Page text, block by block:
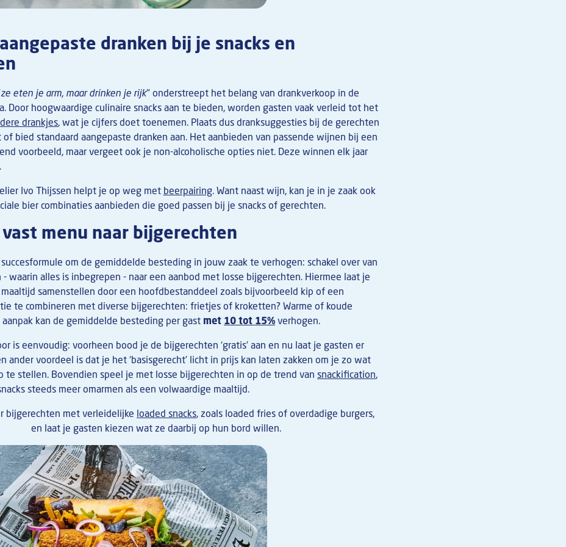
dranken bij je snacks en
ze eten je arm, maar drinken je rijk" onderstreept het belang van drankverkoop in de
Door hoogwaardige culinaire snacks aan te bieden, worden gasten vaak verleid tot het
drankjes, wat je cijfers doet toenemen. Plaats dus dranksuggesties bij de gerechten
bied standaard aangepaste dranken aan. Het aanbieden van passende wijnen bij een
voorbeeld, maar vergeet ook je non-alcoholische opties niet. Deze winnen elk jaar
Ivo Thijssen helpt je op weg met beerpairing. Want naast wijn, kan je in je zaak ook
bier combinaties aanbieden die goed passen bij je snacks of gerechten.
menu naar bijgerechten
om de gemiddelde besteding in jouw zaak te verhogen: schakel over van
waarin alles is inbegrepen - naar een aanbod met losse bijgerechten. Hiermee laat je
samenstellen door een hoofdbestanddeel zoals bijvoorbeeld kip of een
te combineren met diverse bijgerechten: frietjes of kroketten? Warme of koude
kan de gemiddelde besteding per gast met 10 tot 15%verhogen.
is eenvoudig: voorheen bood je de bijgerechten ‘gratis’ aan en nu laat je gasten er
ander voordeel is dat je het ‘basisgerecht’ licht in prijs kan laten zakken om je zo wat
te stellen. Bovendien speel je met losse bijgerechten in op de trend van snackification,
steeds meer omarmen als een volwaardige maaltijd.
bijgerechten met verleidelijke loaded snacks, zoals loaded fries of overdadige burgers,
en laat je gasten kiezen wat ze daarbij op hun bord willen.